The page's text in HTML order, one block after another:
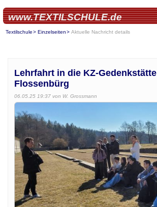
www.TEXTILSCHULE.de
Textilschule Einzelseiten Aktuelle Nachricht details
Lehrfahrt in die KZ-Gedenkstätte
Flossenbürg
06.05.25 19:37 von W. Grossmann